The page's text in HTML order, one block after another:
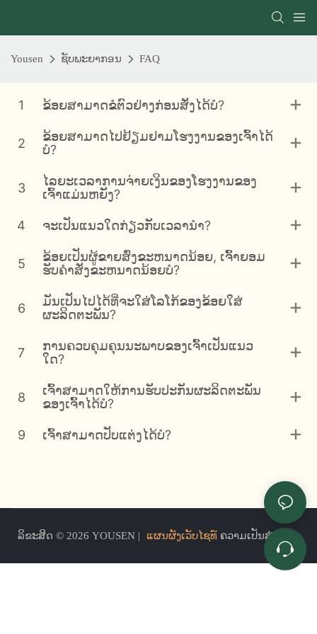
Yousen ຊັບພະຍາກອນ FAQ
1 ຂ້ອຍສາມາດຂໍຕົວຢ່າງກ່ອນສັ່ງໄດ້ບໍ?
2
ຂ້ອຍສາມາດໄປຢ້ຽມຢາມໂຮງງານຂອງເຈົ້າໄດ້
ບໍ?
3
ໄລຍະເວລາການຈ່າຍເງິນຂອງໂຮງງານຂອງ
ເຈົ້າແມ່ນຫຍັງ?
4 ຈະເປັນແນວໃດກ່ຽວກັບເວລານໍາ?
5
ຂ້ອຍເປັນຜູ້ຂາຍສົ່ງຂະຫນາດນ້ອຍ, ເຈົ້າຍອມ
ຮັບຄໍາສັ່ງຂະຫນາດນ້ອຍບໍ?
6
ມັນເປັນໄປໄດ້ທີ່ຈະໃສ່ໂລໂກ້ຂອງຂ້ອຍໃສ່
ຜະລິດຕະພັນ?
7
ການຄວບຄຸມຄຸນນະພາບຂອງເຈົ້າເປັນແນວ
ໃດ?
8
ເຈົ້າສາມາດໃຫ້ການຮັບປະກັນຜະລິດຕະພັນ
ຂອງເຈົ້າໄດ້ບໍ?
9 ເຈົ້າສາມາດປັບແຕ່ງໄດ້ບໍ?
ລິຂະສິດ © 2026 YOUSEN | ແຜນຜັງເວັບໄຊທ໌ ຄວາມເປັນສ່ວນຕົວ